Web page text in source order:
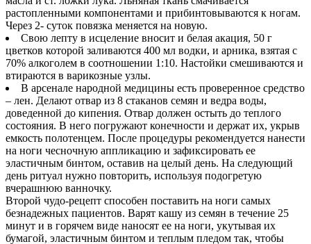
растопленными компонентами и прибинтовываются к ногам.
Через 2- суток повязка меняется на новую.
Свою лепту в исцеление вносит и белая акация, 50 г
цветков которой заливаются 400 мл водки, и арника, взятая с
70% алкоголем в соотношении 1:10. Настойки смешиваются и
втираются в варикозные узлы.
В арсенале народной медицины есть проверенное средство
– лен. Делают отвар из 8 стаканов семян и ведра воды,
доведенной до кипения. Отвар должен остыть до теплого
состояния. В него погружают конечности и держат их, укрыв
емкость полотенцем. После процедуры рекомендуется нанести
на ноги чесночную аппликацию и зафиксировать ее
эластичным бинтом, оставив на целый день. На следующий
день ритуал нужно повторить, используя подогретую
вчерашнюю ванночку.
Второй чудо-рецепт способен поставить на ноги самых
безнадежных пациентов. Варят кашу из семян в течение 25
минут и в горячем виде наносят ее на ноги, укутывая их
бумагой, эластичным бинтом и теплым пледом так, чтобы